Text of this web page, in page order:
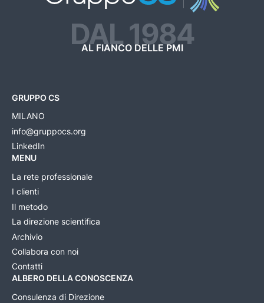
DAL 1984
AL FIANCO DELLE PMI
GRUPPO CS
MILANO
info@gruppocs.org
LinkedIn
MENU
La rete professionale
I clienti
Il metodo
La direzione scientifica
Archivio
Collabora con noi
Contatti
ALBERO DELLA CONOSCENZA
Consulenza di Direzione